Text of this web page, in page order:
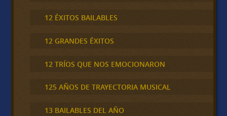
12 ÉXITOS BAILABLES
12 GRANDES ÉXITOS
12 TRÍOS QUE NOS EMOCIONARON
125 AÑOS DE TRAYECTORIA MUSICAL
13 BAILABLES DEL AÑO